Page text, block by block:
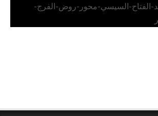
الفتاح-السيسي-محور-روض-الفرج-